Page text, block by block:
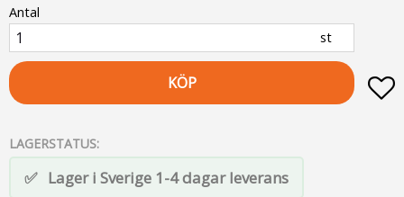
Antal
st
KÖP
LAGERSTATUS
Lager i Sverige 1-4 dagar leverans